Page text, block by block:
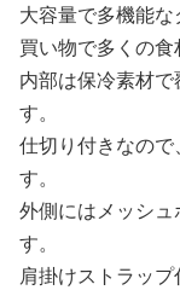
大容量で多機能な
買い物で多くの食
内部は保冷素材
す。
仕切り付きなの
す。
外側にはメッシ
す。
肩掛けストラッ